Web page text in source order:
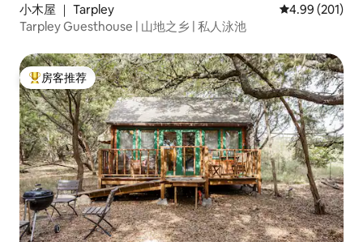
小木屋 ｜ Tarpley 平均评分 4.99
4.99 (201)
Tarpley Guesthouse | 山地之乡 | 私人泳池
热门「房客推荐」
房客推荐